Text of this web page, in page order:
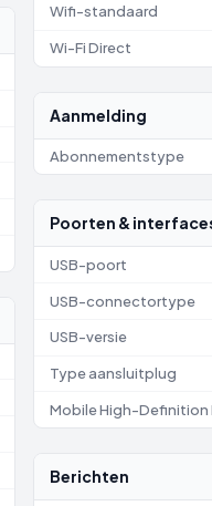
Wifi-standaard
Wi-Fi Direct
Aanmelding
Abonnementstype
Poorten &
USB-poort
USB-connectortype
USB-versie
Type aansluitplug
Mobile High-Definition
Berichten